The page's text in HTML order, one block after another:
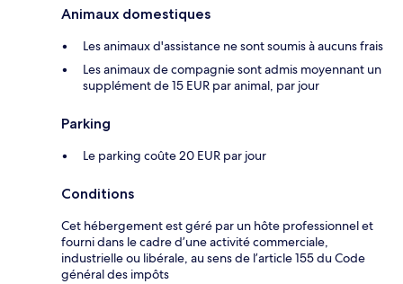
Animaux domestiques
Les animaux d'assistance ne sont soumis à aucuns frais
Les animaux de compagnie sont admis moyennant un
supplément de 15 EUR par animal, par jour
Parking
Le parking coûte 20 EUR par jour
Conditions
Cet hébergement est géré par un hôte professionnel et
fourni dans le cadre d’une activité commerciale,
industrielle ou libérale, au sens de l’article 155 du Code
général des impôts